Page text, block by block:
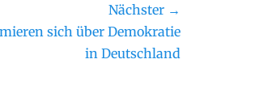
Nächster →
sich über Demokratie
in Deutschland